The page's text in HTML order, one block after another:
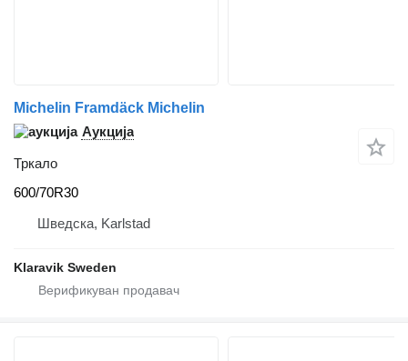
Michelin Framdäck Michelin
Аукција
Тркало
600/70R30
Шведска, Karlstad
Klaravik Sweden